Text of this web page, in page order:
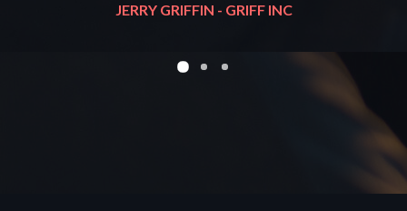
JERRY GRIFFIN - GRIFF INC